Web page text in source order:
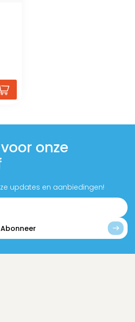
onze
updates en aanbiedingen!
Abonneer